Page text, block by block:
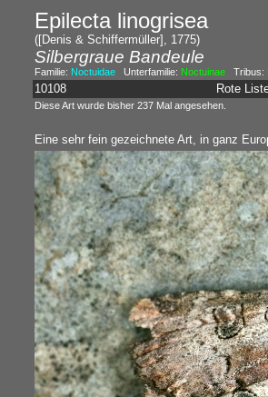
Epilecta linogrisea
([Denis & Schiffermüller], 1775)
Silbergraue Bandeule
Familie: NoctuidaeUnterfamilie: NoctuinaeTribus:
10108 Rote
Diese Art wurde bisher 237 Mal angesehen.
Eine sehr fein gezeichnete Art, in ganz